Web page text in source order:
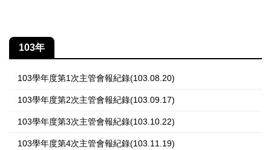
103年
103學年度第1次主管會報紀錄(103.08.20)
103學年度第2次主管會報紀錄(103.09.17)
103學年度第3次主管會報紀錄(103.10.22)
103學年度第4次主管會報紀錄(103.11.19)